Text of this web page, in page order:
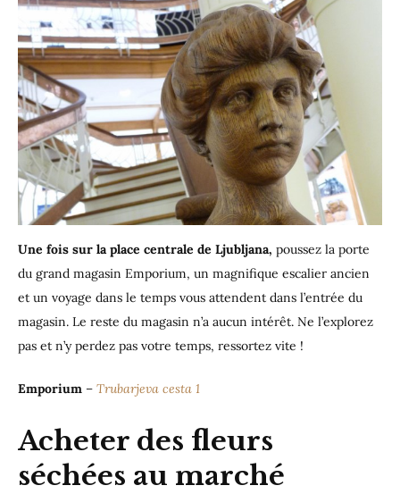
Une fois sur la place centrale de Ljubljana, poussez la porte
du grand magasin Emporium, un magnifique escalier ancien
et un voyage dans le temps vous attendent dans l’entrée du
magasin. Le reste du magasin n’a aucun intérêt. Ne l’explorez
pas et n’y perdez pas votre temps, ressortez vite !
Emporium – Trubarjeva cesta 1
Acheter des fleurs
séchées au marché